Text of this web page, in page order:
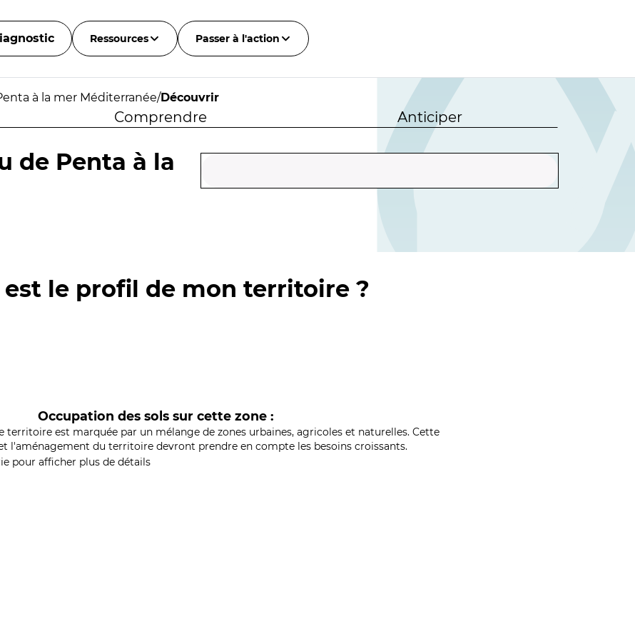
Ressources Passer à l'action
à la mer Méditerranée/Découvrir
Comprendre Anticiper
de Penta à la
est le profil de mon territoire ?
Occupation des sols sur cette zone :
territoire est marquée par un mélange de zones urbaines, agricoles et naturelles. Cette
l'aménagement du territoire devront prendre en compte les besoins croissants.
pour afficher plus de détails